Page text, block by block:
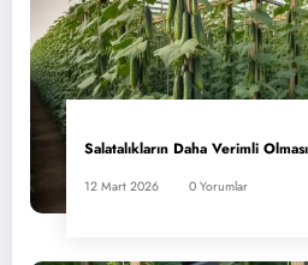
Salatalıkların Daha Verimli
12 Mart 2026 0 Yorumlar